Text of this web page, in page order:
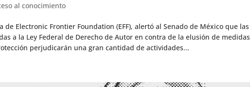
al conocimiento
de Electronic Frontier Foundation (EFF), alertó al Senado de México que las
a la Ley Federal de Derecho de Autor en contra de la elusión de medidas
perjudicarán una gran cantidad de actividades...